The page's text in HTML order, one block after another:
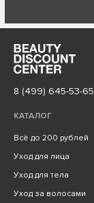
8 (499) 645-53-65
КАТАЛОГ
Всё до 200 рублей
Уход для лица
Уход для тела
Уход за волосами